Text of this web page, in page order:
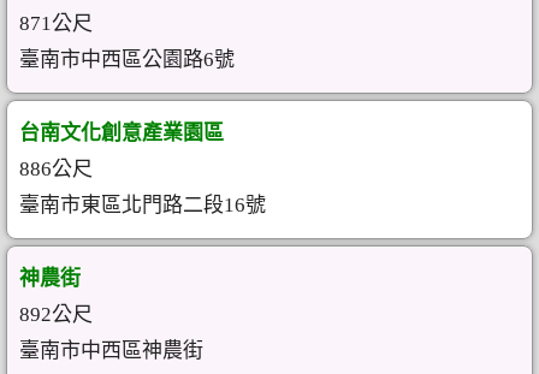
871公尺
臺南市中西區公園路6號
台南文化創意產業園區
886公尺
臺南市東區北門路二段16號
神農街
892公尺
臺南市中西區神農街